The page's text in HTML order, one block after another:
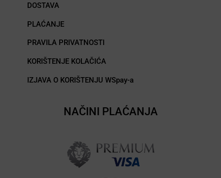
DOSTAVA
PLAĆANJE
PRAVILA PRIVATNOSTI
KORIŠTENJE KOLAČIĆA
IZJAVA O KORIŠTENJU WSpay-a
NAČINI PLAĆANJA